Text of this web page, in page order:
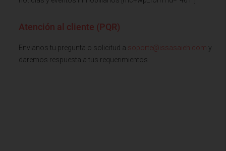
Atención al cliente (PQR)
Envianos tu pregunta o solicitud a soporte@issasaieh.com y
daremos respuesta a tus requerimientos